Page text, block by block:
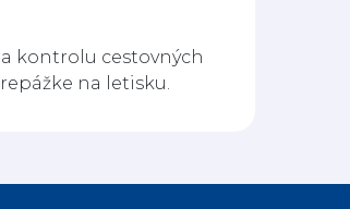
kontrolu cestovných
na letisku.